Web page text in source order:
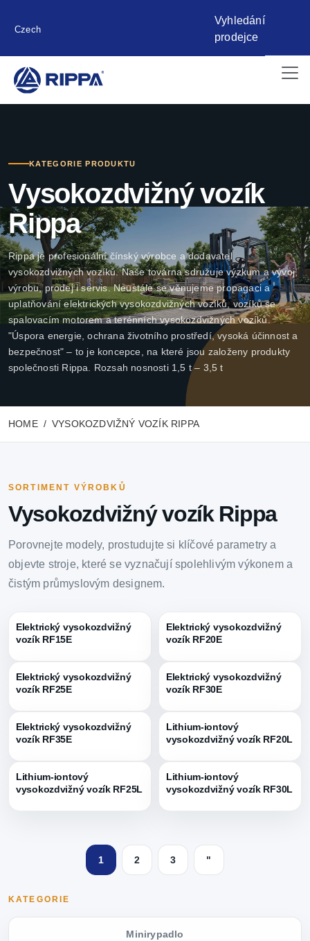
Czech
Vyhledání
prodejce
KATEGORIE PRODUKTU
Vysokozdvižný vozík
Rippa
Rippa je profesionální čínský výrobce a dodavatel
vysokozdvižných vozíků. Naše továrna sdružuje výzkum a vývoj,
výrobu, prodej i servis. Neustále se věnujeme propagaci a
uplatňování elektrických vysokozdvižných vozíků, vozíků se
spalovacím motorem a terénních vysokozdvižných vozíků.
"Úspora energie, ochrana životního prostředí, vysoká účinnost a
bezpečnost" – to je koncepce, na které jsou založeny produkty
společnosti Rippa. Rozsah nosnosti 1,5 t – 3,5 t
HOME VYSOKOZDVIŽNÝ VOZÍK RIPPA
SORTIMENT VÝROBKŮ
Vysokozdvižný vozík Rippa
Porovnejte modely, prostudujte si klíčové parametry a
objevte stroje, které se vyznačují spolehlivým výkonem a
čistým průmyslovým designem.
KATEGORIE
Minirypadlo
Elektrický vysokozdvižný
vozík RF15E
Elektrický vysokozdvižný
vozík RF20E
Elektrický vysokozdvižný
vozík RF25E
Elektrický vysokozdvižný
vozík RF30E
Elektrický vysokozdvižný
vozík RF35E
Lithium-iontový
vysokozdvižný vozík RF20L
Lithium-iontový
vysokozdvižný vozík RF25L
Lithium-iontový
vysokozdvižný vozík RF30L
1 2 3 "